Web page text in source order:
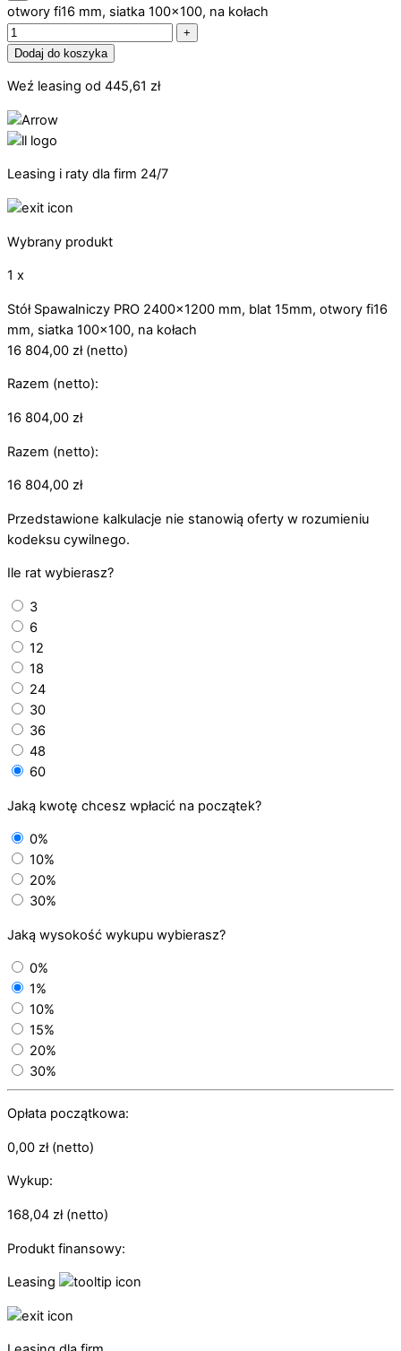
otwory fi16 mm, siatka 100x100, na kołach
+
Dodaj do koszyka
Weź leasing od 445,61 zł
Leasing i raty dla firm 24/7
Wybrany produkt
1 x
Stół Spawalniczy PRO 2400x1200 mm, blat 15mm, otwory fi16
mm, siatka 100x100, na kołach
16 804,00 zł(netto)
Razem (netto):
16 804,00 zł
Razem (netto):
16 804,00 zł
Przedstawione kalkulacje nie stanowią oferty w rozumieniu
kodeksu cywilnego.
Ile rat wybierasz?
3
6
12
18
24
30
36
48
60
Jaką kwotę chcesz wpłacić na początek?
0%
10%
20%
30%
Jaką wysokość wykupu wybierasz?
0%
1%
10%
15%
20%
30%
Opłata początkowa:
0,00 zł(netto)
Wykup:
168,04 zł(netto)
Produkt finansowy:
Leasing